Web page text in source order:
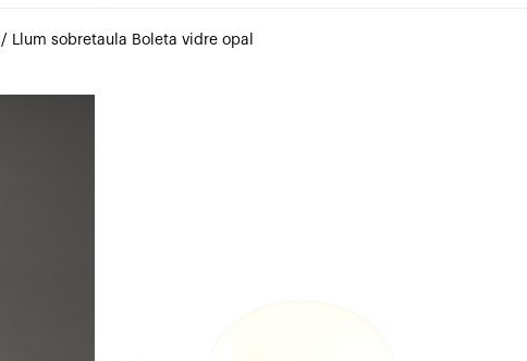
/ Llum sobretaula Boleta vidre opal